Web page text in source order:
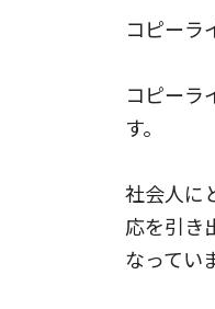
コピーラ
コピーラ
す。
社会人に
応を引き
なってい